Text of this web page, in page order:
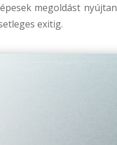
megoldást
exitig.